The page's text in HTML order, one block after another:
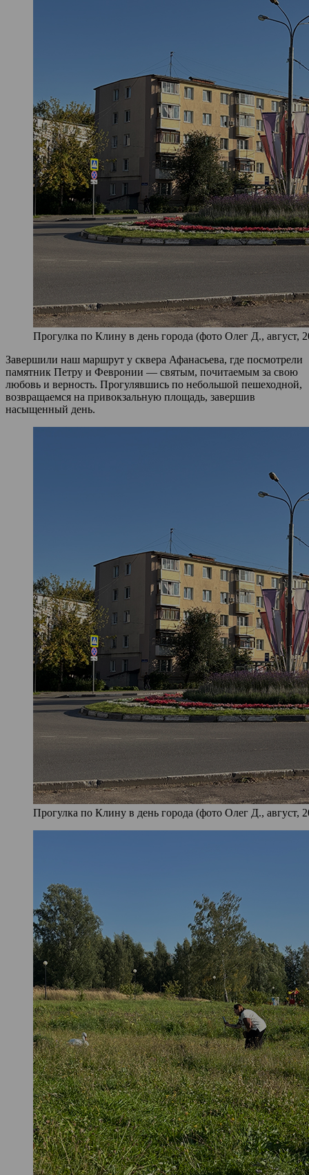
Прогулка по Клину в день города (фото Олег Д., август,
Завершили наш маршрут у сквера Афанасьева, где посмотрели
памятник Петру и Февронии — святым, почитаемым за свою
любовь и верность. Прогулявшись по небольшой пешеходной,
возвращаемся на привокзальную площадь, завершив
насыщенный день.
Прогулка по Клину в день города (фото Олег Д., август,